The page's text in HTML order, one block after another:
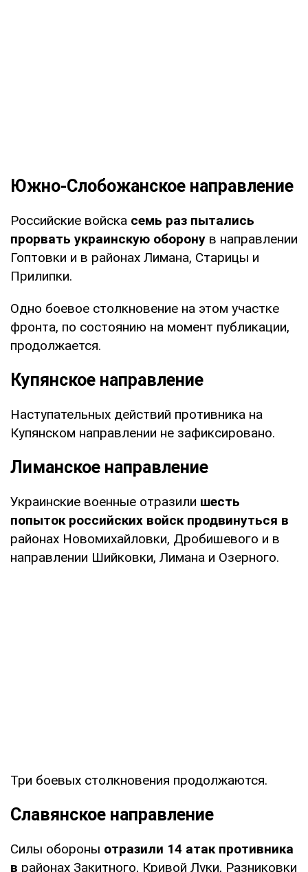
Южно-Слобожанское направление
Российские войска семь раз пытались
прорвать украинскую оборону в направлении
Гоптовки и в районах Лимана, Старицы и
Прилипки.
Одно боевое столкновение на этом участке
фронта, по состоянию на момент публикации,
продолжается.
Купянское направление
Наступательных действий противника на
Купянском направлении не зафиксировано.
Лиманское направление
Украинские военные отразили шесть
попыток российских войск продвинуться в
районах Новомихайловки, Дробишевого и в
направлении Шийковки, Лимана и Озерного.
Три боевых столкновения продолжаются.
Славянское направление
Силы обороны отразили 14 атак противника
в районах Закитного, Кривой Луки, Разниковки